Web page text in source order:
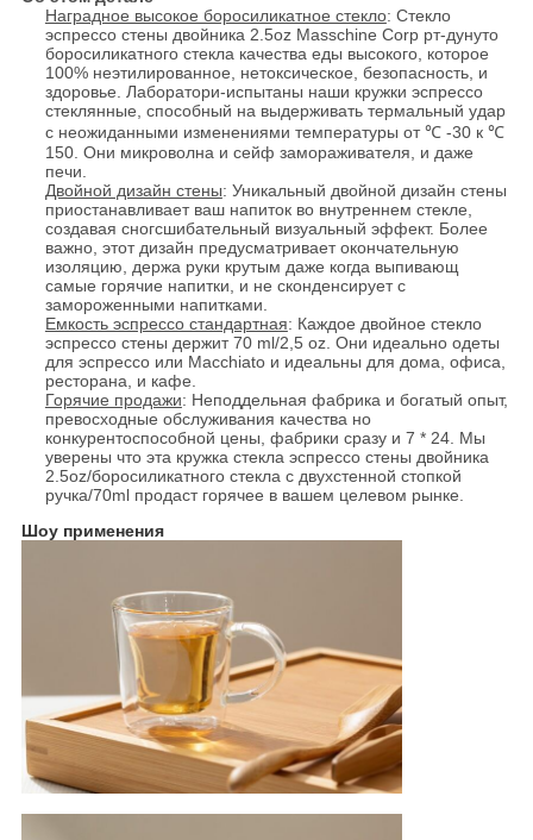
Наградное высокое боросиликатное стекло: Стекло
эспрессо стены двойника 2.5oz Masschine Corp рт-дунуто
боросиликатного стекла качества еды высокого, которое
100% неэтилированное, нетоксическое, безопасность, и
здоровье. Лаборатори-испытаны наши кружки эспрессо
стеклянные, способный на выдерживать термальный удар
с неожиданными изменениями температуры от ℃ -30 к ℃
150. Они микроволна и сейф замораживателя, и даже
печи.
Двойной дизайн стены: Уникальный двойной дизайн стены
приостанавливает ваш напиток во внутреннем стекле,
создавая сногсшибательный визуальный эффект. Более
важно, этот дизайн предусматривает окончательную
изоляцию, держа руки крутым даже когда выпивающ
самые горячие напитки, и не сконденсирует с
замороженными напитками.
Емкость эспрессо стандартная: Каждое двойное стекло
эспрессо стены держит 70 ml/2,5 oz. Они идеально одеты
для эспрессо или Macchiato и идеальны для дома, офиса,
ресторана, и кафе.
Горячие продажи: Неподдельная фабрика и богатый опыт,
превосходные обслуживания качества но
конкурентоспособной цены, фабрики сразу и 7 * 24. Мы
уверены что эта кружка стекла эспрессо стены двойника
2.5oz/боросиликатного стекла с двухстенной стопкой
ручка/70ml продаст горячее в вашем целевом рынке.
Шоу применения